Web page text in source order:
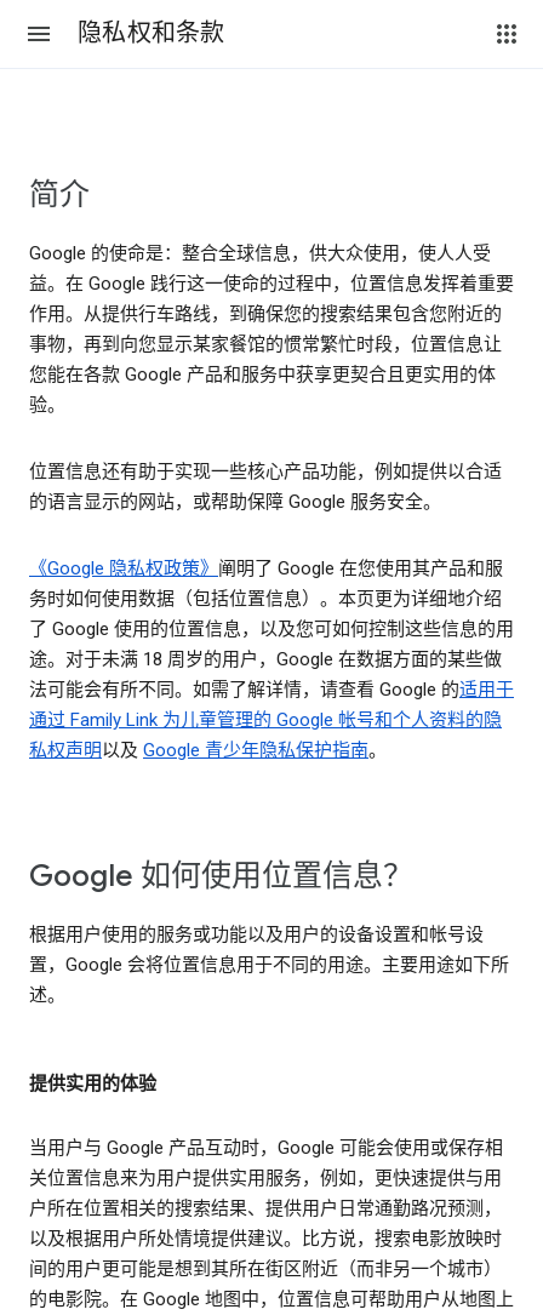
隐私权和条款
简介
Google 的使命是：整合全球信息，供大众使用，使人人受
益。在 Google 践行这一使命的过程中，位置信息发挥着重要
作用。从提供行车路线，到确保您的搜索结果包含您附近的
事物，再到向您显示某家餐馆的惯常繁忙时段，位置信息让
您能在各款 Google 产品和服务中获享更契合且更实用的体
验。
位置信息还有助于实现一些核心产品功能，例如提供以合适
的语言显示的网站，或帮助保障 Google 服务安全。
《Google 隐私权政策》 阐明了 Google 在您使用其产品和服
务时如何使用数据（包括位置信息）。本页更为详细地介绍
了 Google 使用的位置信息，以及您可如何控制这些信息的用
途。对于未满 18 周岁的用户，Google 在数据方面的某些做
法可能会有所不同。如需了解详情，请查看 Google 的适用于
通过 Family Link 为儿童管理的 Google 帐号和个人资料的隐
私权声明以及 Google 青少年隐私保护指南。
Google 如何使用位置信息？
根据用户使用的服务或功能以及用户的设备设置和帐号设
置，Google 会将位置信息用于不同的用途。主要用途如下所
述。
提供实用的体验
当用户与 Google 产品互动时，Google 可能会使用或保存相
关位置信息来为用户提供实用服务，例如，更快速提供与用
户所在位置相关的搜索结果、提供用户日常通勤路况预测，
以及根据用户所处情境提供建议。比方说，搜索电影放映时
间的用户更可能是想到其所在街区附近（而非另一个城市）
的电影院。在 Google 地图中，位置信息可帮助用户从地图上